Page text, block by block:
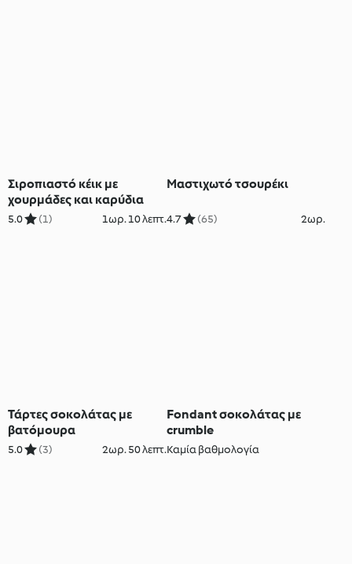
Σιροπιαστό κέικ με
χουρμάδες και καρύδια
5.0 (1) 1ωρ. 10 λεπτ.
Μαστιχωτό τσουρέκι
4.7 (65) 2ωρ.
Τάρτες σοκολάτας με
βατόμουρα
5.0 (3) 2ωρ. 50 λεπτ.
Fondant σοκολάτας με
crumble
Καμία βαθμολογία